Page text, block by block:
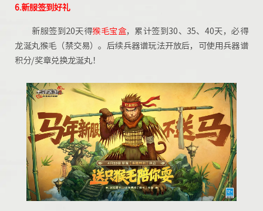
6.新服签到好礼
新服签到20天得猴毛宝盒，累计签到30、35、40天，必得
龙涎丸猴毛（禁交易）。后续兵器谱玩法开放后，可使用兵器谱
积分/奖章兑换龙涎丸！